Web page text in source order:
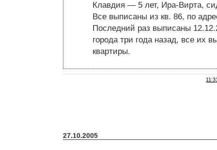
Клавдия — 5 лет, Ира-Вирта,
Все выписаны из кв. 86, по
Последний раз выписаны
города три года назад, все их
квартиры.
27.10.2005